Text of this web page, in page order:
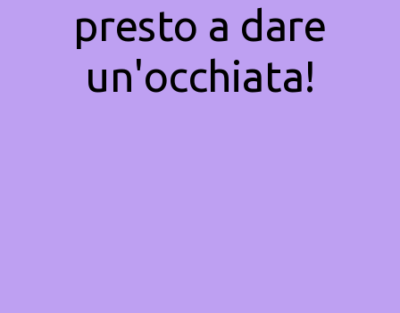
presto a dare
un'occhiata!